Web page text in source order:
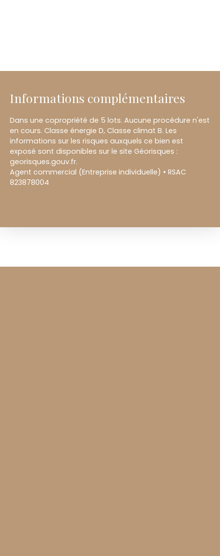
Informations complémentaires
Dans une copropriété de 5 lots. Aucune procédure n'est
en cours. Classe énergie D, Classe climat B. Les
informations sur les risques auxquels ce bien est
exposé sont disponibles sur le site Géorisques :
georisques.gouv.fr.
Agent commercial (Entreprise individuelle) • RSAC
823878004